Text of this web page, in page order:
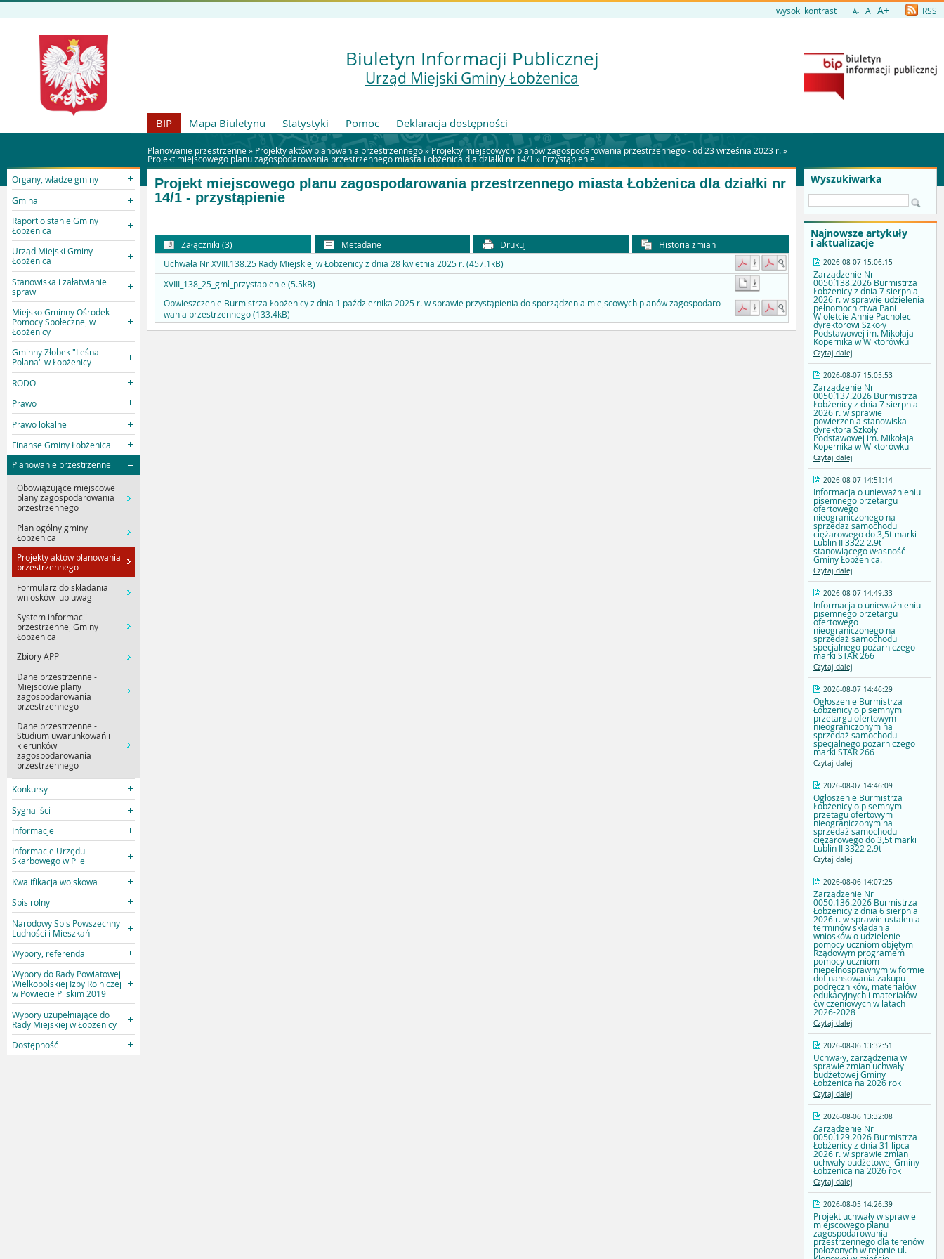
wysoki kontrast A- A A+ RSS
Biuletyn Informacji Publicznej
Urząd Miejski Gminy Łobżenica
BIP Mapa Biuletynu Statystyki Pomoc Deklaracja dostępności
Planowanie przestrzenne » Projekty aktów planowania przestrzennego» Projekty miejscowych planów zagospodarowania przestrzennego - od 23 września 2023 r.»
Projekt miejscowego planu zagospodarowania przestrzennego miasta Łobżenica dla działki nr 14/1 » Przystąpienie
Organy, władze gminy
Gmina
Raport o stanie Gminy
Łobżenica
Urząd Miejski Gminy
Łobżenica
Stanowiska i załatwianie
spraw
Miejsko Gminny Ośrodek
Pomocy Społecznej w
Łobżenicy
Gminny Żłobek "Leśna
Polana" w Łobżenicy
RODO
Prawo
Prawo lokalne
Finanse Gminy Łobżenica
Planowanie przestrzenne
Obowiązujące miejscowe
plany zagospodarowania
przestrzennego
Plan ogólny gminy
Łobżenica
Projekty aktów planowania
przestrzennego
Formularz do składania
wniosków lub uwag
System informacji
przestrzennej Gminy
Łobżenica
Zbiory APP
Dane przestrzenne -
Miejscowe plany
zagospodarowania
przestrzennego
Dane przestrzenne -
Studium uwarunkowań i
kierunków
zagospodarowania
przestrzennego
Konkursy
Sygnaliści
Informacje
Informacje Urzędu
Skarbowego w Pile
Kwalifikacja wojskowa
Spis rolny
Narodowy Spis Powszechny
Ludności i Mieszkań
Wybory, referenda
Wybory do Rady Powiatowej
Wielkopolskiej Izby Rolniczej
w Powiecie Pilskim 2019
Wybory uzupełniające do
Rady Miejskiej w Łobżenicy
Dostępność
Wyszukiwarka
Najnowsze artykuły
i aktualizacje
2026-08-07 15:06:15
Zarządzenie Nr
0050.138.2026 Burmistrza
Łobżenicy z dnia 7 sierpnia
2026 r. w sprawie udzielenia
pełnomocnictwa Pani
Wioletcie Annie Pacholec
dyrektorowi Szkoły
Podstawowej im. Mikołaja
Kopernika w Wiktorówku
Czytaj dalej
2026-08-07 15:05:53
Zarządzenie Nr
0050.137.2026 Burmistrza
Łobżenicy z dnia 7 sierpnia
2026 r. w sprawie
powierzenia stanowiska
dyrektora Szkoły
Podstawowej im. Mikołaja
Kopernika w Wiktorówku
Czytaj dalej
2026-08-07 14:51:14
Informacja o unieważnieniu
pisemnego przetargu
ofertowego
nieograniczonego na
sprzedaż samochodu
ciężarowego do 3,5t marki
Lublin II 3322 2.9t
stanowiącego własność
Gminy Łobżenica.
Czytaj dalej
2026-08-07 14:49:33
Informacja o unieważnieniu
pisemnego przetargu
ofertowego
nieograniczonego na
sprzedaż samochodu
specjalnego pożarniczego
marki STAR 266
Czytaj dalej
2026-08-07 14:46:29
Ogłoszenie Burmistrza
Łobżenicy o pisemnym
przetargu ofertowym
nieograniczonym na
sprzedaż samochodu
specjalnego pożarniczego
marki STAR 266
Czytaj dalej
2026-08-07 14:46:09
Ogłoszenie Burmistrza
Łobżenicy o pisemnym
przetagu ofertowym
nieograniczonym na
sprzedaż samochodu
ciężarowego do 3,5t marki
Lublin II 3322 2.9t
Czytaj dalej
2026-08-06 14:07:25
Zarządzenie Nr
0050.136.2026 Burmistrza
Łobżenicy z dnia 6 sierpnia
2026 r. w sprawie ustalenia
terminów składania
wniosków o udzielenie
pomocy uczniom objętym
Rządowym programem
pomocy uczniom
niepełnosprawnym w formie
dofinansowania zakupu
podręczników, materiałów
edukacyjnych i materiałów
ćwiczeniowych w latach
2026-2028
Czytaj dalej
2026-08-06 13:32:51
Uchwały, zarządzenia w
sprawie zmian uchwały
budżetowej Gminy
Łobżenica na 2026 rok
Czytaj dalej
2026-08-06 13:32:08
Zarządzenie Nr
0050.129.2026 Burmistrza
Łobżenicy z dnia 31 lipca
2026 r. w sprawie zmian
uchwały budżetowej Gminy
Łobżenica na 2026 rok
Czytaj dalej
2026-08-05 14:26:39
Projekt uchwały w sprawie
miejscowego planu
zagospodarowania
przestrzennego dla terenów
położonych w rejonie ul.
Projekt miejscowego planu zagospodarowania przestrzennego miasta Łobżenica dla działki nr
14/1 - przystąpienie
Załączniki (3) Metadane Drukuj
Historia zmian
Uchwała Nr XVIII.138.25 Rady Miejskiej w Łobżenicy z dnia 28 kwietnia 2025 r. (457.1kB)
XVIII_138_25_gml_przystapienie (5.5kB)
Obwieszczenie Burmistrza Łobżenicy z dnia 1 października 2025 r. w sprawie przystąpienia do sporządzenia miejscowych planów zagospodaro
wania przestrzennego (133.4kB)